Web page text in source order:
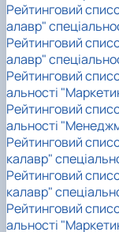
Рейтинговий
алавр"
Рейтинговий
алавр"
Рейтинговий
альності
Рейтинговий
альності
Рейтинговий
калавр"
Рейтинговий
калавр"
Рейтинговий
альності